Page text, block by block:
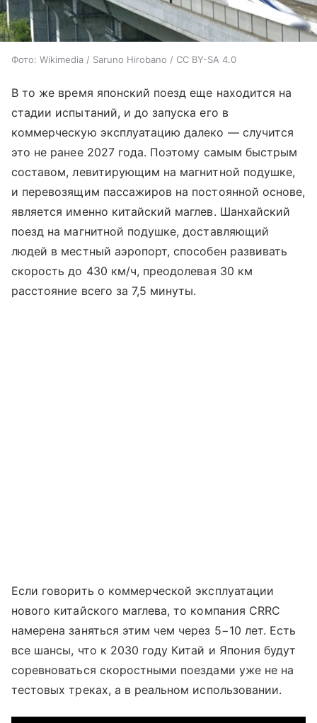
Фото: Wikimedia / Saruno Hirobano / CC BY-SA 4.0
В то же время японский поезд еще находится на
стадии испытаний, и до запуска его в
коммерческую эксплуатацию далеко — случится
это не ранее 2027 года. Поэтому самым быстрым
составом, левитирующим на магнитной подушке,
и перевозящим пассажиров на постоянной основе,
является именно китайский маглев. Шанхайский
поезд на магнитной подушке, доставляющий
людей в местный аэропорт, способен развивать
скорость до 430 км/ч, преодолевая 30 км
расстояние всего за 7,5 минуты.
Если говорить о коммерческой эксплуатации
нового китайского маглева, то компания CRRC
намерена заняться этим чем через 5−10 лет. Есть
все шансы, что к 2030 году Китай и Япония будут
соревноваться скоростными поездами уже не на
тестовых треках, а в реальном использовании.